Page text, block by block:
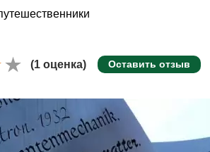
(1 оценка) Оставить отзыв